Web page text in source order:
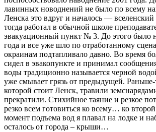
лавинных новоднений не было по всему
Ленска это вдруг и началось —
тогда работал в обычной школе
эвакуационный пункт № 3. До этого было
года и все уже шло по отработанному
окраинам подтапливало давно. Во время
сидел в эвакопункте и принимал
воды традиционно называется черной
уже смывает грязь от предыдущей. Раньше-
которой стоит Ленск, травили
прекратили. Стихийное таяние и резкое
резко всем готовиться ко всему… ко
момент подъема вод я плавал на лодке и
осталось от города – крыши…